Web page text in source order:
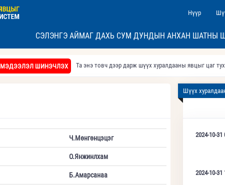
Нүүр
СЭЛЭНГЭ АЙМАГ ДАХЬ СУМ ДУНДЫН АНХАН ШАТНЫ
МЭДЭЭЛЭЛ ШИНЭЧЛЭХ Та энэ товч дээр дарж шүүх хуралдааны явцыг цаг
Ч.Мөнгөнцэцэг
О.Янжинлхам
Б.Амарсанаа
Шүүх
2024-10-31
2024-10-31